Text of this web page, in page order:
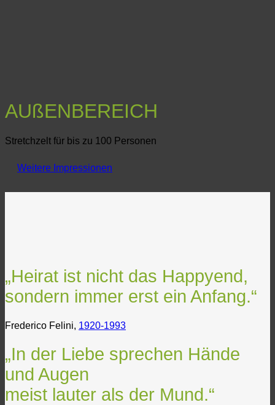
AUßENBEREICH
Stretchzelt für bis zu 100 Personen
Weitere Impressionen
„Heirat ist nicht das Happyend,
sondern immer erst ein Anfang.“
Frederico Felini, 1920-1993
„In der Liebe sprechen Hände
und Augen
meist lauter als der Mund.“